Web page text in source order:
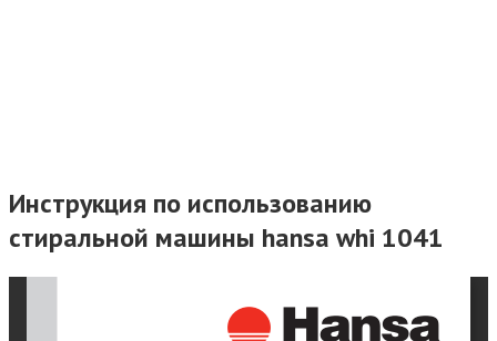
Инструкция по использованию
стиральной машины hansa whi 1041